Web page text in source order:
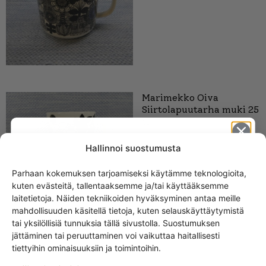
Hallinnoi suostumusta
Parhaan kokemuksen tarjoamiseksi käytämme teknologioita,
kuten evästeitä, tallentaaksemme ja/tai käyttääksemme
laitetietoja. Näiden tekniikoiden hyväksyminen antaa meille
mahdollisuuden käsitellä tietoja, kuten selauskäyttäytymistä
tai yksilöllisiä tunnuksia tällä sivustolla. Suostumuksen
jättäminen tai peruuttaminen voi vaikuttaa haitallisesti
tiettyihin ominaisuuksiin ja toimintoihin.
Marimekko Oiva
Siirtolapuutarha muki 25
SAMANKALTAISET TUOTTEET
Get -5%
off?
Yes! I want the discount